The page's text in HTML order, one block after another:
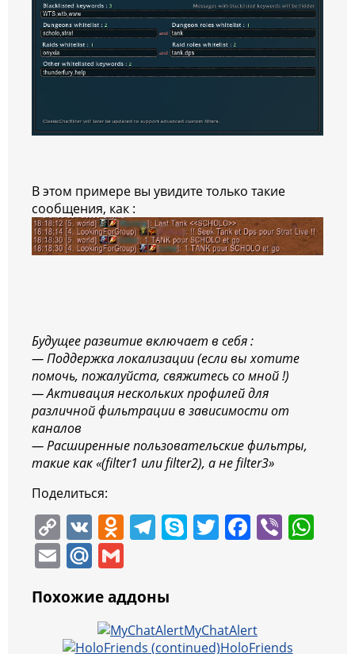
В этом примере вы увидите только такие
сообщения, как :
Будущее развитие включает в себя :
— Поддержка локализации (если вы хотите
помочь, пожалуйста, свяжитесь со мной !)
— Активация нескольких профилей для
различной фильтрации в зависимости от
каналов
— Расширенные пользовательские фильтры,
такие как «(filter1 или filter2), а не filter3»
Поделиться:
C
o
p
y
V
K
O
o
kl
T
gr
a
S
e
T F
b
Vi
E
ai
l
M
l.
R
ai
l
Похожие аддоны
MyChatAlert
HoloFriends